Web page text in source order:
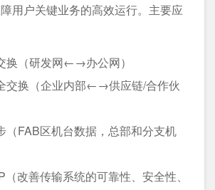
用户关键业务的高效运行。主要应
换（研发网←→办公网）
交换（企业内部←→供应链/合作伙
（FAB区机台数据，总部和分支机
（改善传输系统的可靠性、安全性、